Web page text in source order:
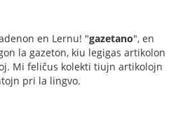
en Lernu! "gazetano", en
la gazeton, kiu legigas artikolon
Mi feliĉus kolekti tiujn artikolojn
pri la lingvo.